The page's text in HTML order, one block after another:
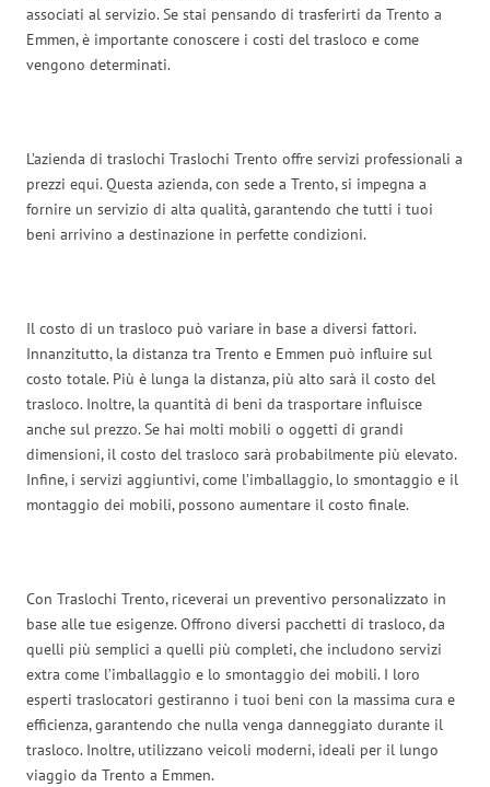
associati al servizio. Se stai pensando di trasferirti da Trento a
Emmen, è importante conoscere i costi del trasloco e come
vengono determinati.
L’azienda di traslochi Traslochi Trento offre servizi professionali a
prezzi equi. Questa azienda, con sede a Trento, si impegna a
fornire un servizio di alta qualità, garantendo che tutti i tuoi
beni arrivino a destinazione in perfette condizioni.
Il costo di un trasloco può variare in base a diversi fattori.
Innanzitutto, la distanza tra Trento e Emmen può influire sul
costo totale. Più è lunga la distanza, più alto sarà il costo del
trasloco. Inoltre, la quantità di beni da trasportare influisce
anche sul prezzo. Se hai molti mobili o oggetti di grandi
dimensioni, il costo del trasloco sarà probabilmente più elevato.
Infine, i servizi aggiuntivi, come l’imballaggio, lo smontaggio e il
montaggio dei mobili, possono aumentare il costo finale.
Con Traslochi Trento, riceverai un preventivo personalizzato in
base alle tue esigenze. Offrono diversi pacchetti di trasloco, da
quelli più semplici a quelli più completi, che includono servizi
extra come l’imballaggio e lo smontaggio dei mobili. I loro
esperti traslocatori gestiranno i tuoi beni con la massima cura e
efficienza, garantendo che nulla venga danneggiato durante il
trasloco. Inoltre, utilizzano veicoli moderni, ideali per il lungo
viaggio da Trento a Emmen.